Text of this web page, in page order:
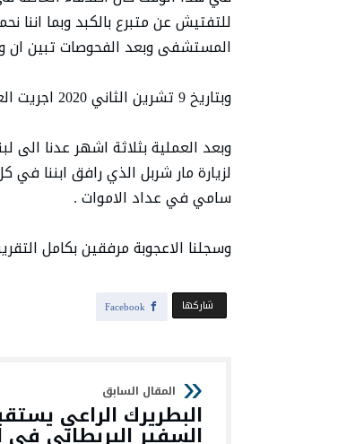
للتفتيش عن متبرع بالكبد وبما اننا
المستشفى وبعد الفحوصات تبين ان
وبتاريخ 9 تشرين الثاني 2020 اجريت العملية الجراحية ونجحت 99 بالمئة .
لزيارة مار شربل الذي رافق ابننا
سامي في عداد الاموات .
وسجلنا الاعجوبة مرفقين بكامل
‫‫ شاركها‬ Facebook
البطريرك الراعي
السفير البريطاني في